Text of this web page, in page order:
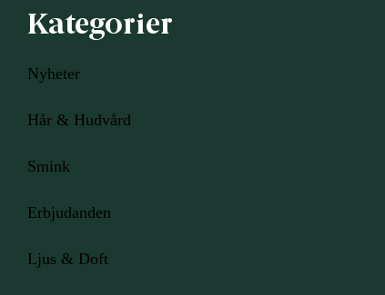
Kategorier
Nyheter
Hår & Hudvård
Smink
Erbjudanden
Ljus & Doft